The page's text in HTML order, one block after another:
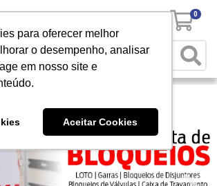
para oferecer melhor
o desempenho, analisar
em nosso site e
Aceitar Cookies
0